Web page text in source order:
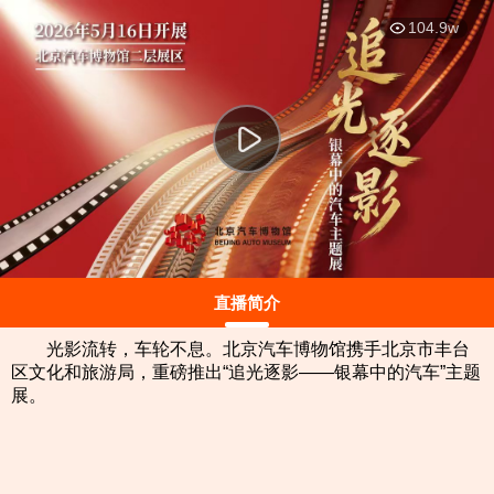
弹
弹
is
a
modal
window.
104.9w
直播简介
光影流转，车轮不息。北京汽车博物馆携手北京市丰台
区文化和旅游局，重磅推出“追光逐影——银幕中的汽车”主题
展。